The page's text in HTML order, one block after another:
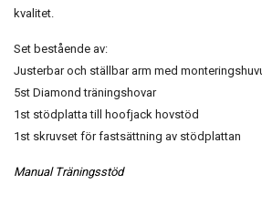
kvalitet.
Set bestående av:
Justerbar och ställbar arm med
5st Diamond träningshovar
1st stödplatta till hoofjack hovstöd
1st skruvset för fastsättning av stödplattan
Manual Träningsstöd